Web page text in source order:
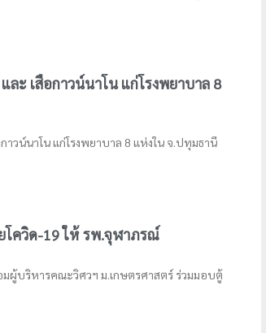
ละ เสื้อกาวน์นาโน แก่โรงพยาบาล 8
าวน์นาโน แก่โรงพยาบาล 8 แห่งใน จ.ปทุมธานี
ควิด-19 ให้ รพ.จุฬาภรณ์
ผู้บริหารคณะวิศวฯ ม.เกษตรศาสตร์ ร่วมมอบตู้